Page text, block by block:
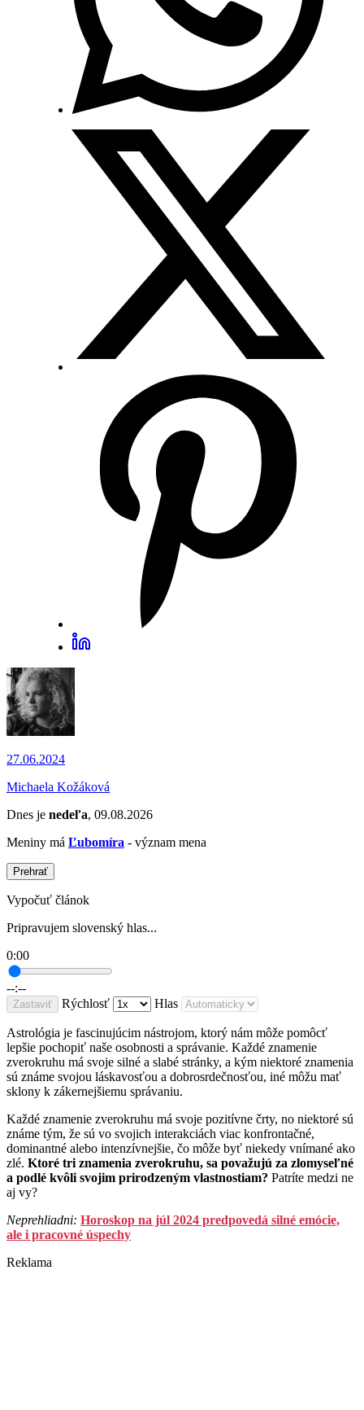
27.06.2024
Michaela Kožáková
Dnes je nedeľa, 09.08.2026
Meniny má Ľubomíra - význam mena
Prehrať
Vypočuť článok
Pripravujem slovenský hlas...
0:00
--:--
Zastaviť Rýchlosť Hlas
Astrológia je fascinujúcim nástrojom, ktorý nám môže pomôcť
lepšie pochopiť naše osobnosti a správanie. Každé znamenie
zverokruhu má svoje silné a slabé stránky, a kým niektoré znamenia
sú známe svojou láskavosťou a dobrosrdečnosťou, iné môžu mať
sklony k zákernejšiemu správaniu.
Každé znamenie zverokruhu má svoje pozitívne črty, no niektoré sú
známe tým, že sú vo svojich interakciách viac konfrontačné,
dominantné alebo intenzívnejšie, čo môže byť niekedy vnímané ako
zlé. Ktoré tri znamenia zverokruhu, sa považujú za zlomyseľné
a podlé kvôli svojim prirodzeným vlastnostiam? Patríte medzi ne
aj vy?
Neprehliadni: Horoskop na júl 2024 predpovedá silné emócie,
ale i pracovné úspechy
Reklama